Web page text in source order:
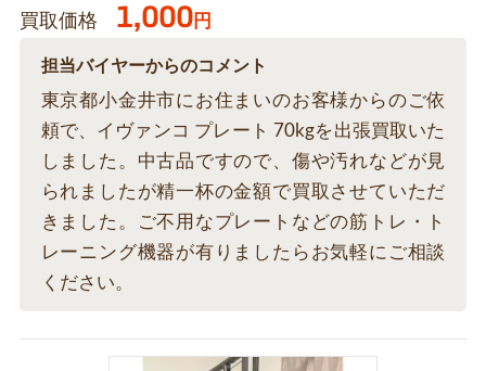
買取価格 1,000円
担当バイヤーからのコメント
東京都小金井市にお住まいのお客様からのご依
頼で、イヴァンコ プレート 70kgを出張買取いた
しました。中古品ですので、傷や汚れなどが見
られましたが精一杯の金額で買取させていただ
きました。ご不用なプレートなどの筋トレ・ト
レーニング機器が有りましたらお気軽にご相談
ください。